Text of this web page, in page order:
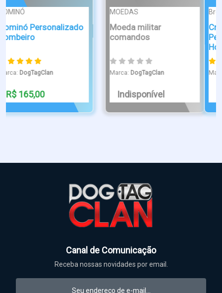
Broche/Crachá
Crachás
Personalizados para
Marca:DogTagClan
R$ 260,00
Bases Crachá Broche
Aço Inox ...
Marca:DogTagClan
Canal de Comunicação
Receba nossas novidades por email.